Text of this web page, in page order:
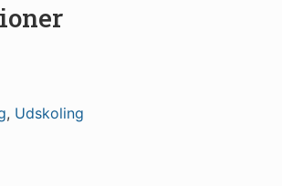
, Udskoling